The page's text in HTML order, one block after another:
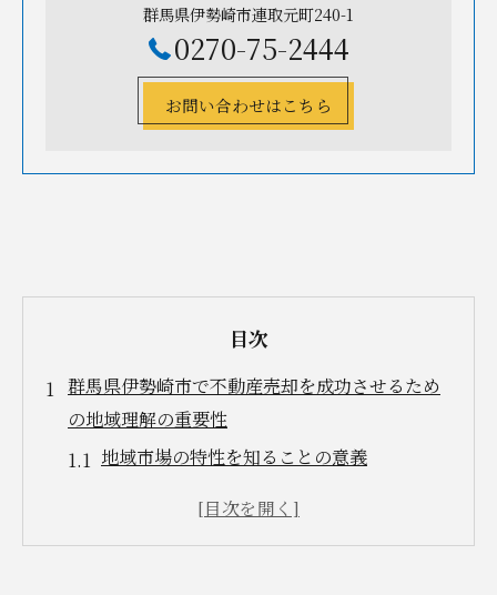
群馬県伊勢崎市連取元町240-1
0270-75-2444
お問い合わせはこちら
目次
群馬県伊勢崎市で不動産売却を成功させるため
の地域理解の重要性
地域市場の特性を知ることの意義
伊勢崎市の人口動向と不動産需要